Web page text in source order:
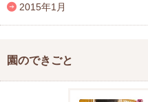
2015年1月
園のできごと